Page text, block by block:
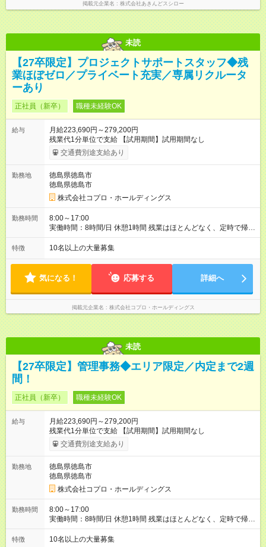
掲載元企業名 株式会社あきんどスシロー
未読
【27卒限定】プロジェクトサポートスタッフ◆残
業ほぼゼロ／プライベート充実／専属リクルータ
ーあり
正社員（新卒） 職種未経験OK
給与
月給223,690円～279,200円
残業代1分単位で支給 【試用期間】試用期間なし
交通費別途支給あり
勤務地
徳島県徳島市
徳島県徳島市
株式会社コプロ・ホールディングス
勤務時間
8:00～17:00
実働時間：8時間/日 休憩1時間 残業はほとんどなく、定時で帰れ
る日が多い働き方です。 毎日の業務は進捗管理や事務が中心な
ので、 「今日やるべき仕事」が終われば、自然と区切りをつけ
方を大切にしています。
特徴 10名以上の大量募集
気になる！ 応募する 詳細へ
掲載元企業名 株式会社コプロ・ホールディングス
未読
【27卒限定】管理事務◆エリア限定／内定まで2週
間！
正社員（新卒） 職種未経験OK
給与
月給223,690円～279,200円
残業代1分単位で支給 【試用期間】試用期間なし
交通費別途支給あり
勤務地
徳島県徳島市
徳島県徳島市
株式会社コプロ・ホールディングス
勤務時間
8:00～17:00
実働時間：8時間/日 休憩1時間 残業はほとんどなく、定時で帰れ
る日が多い働き方です。 毎日の業務は進捗管理や事務が中心な
ので、 「今日やるべき仕事」が終われば、自然と区切りをつけ
特徴 10名以上の大量募集